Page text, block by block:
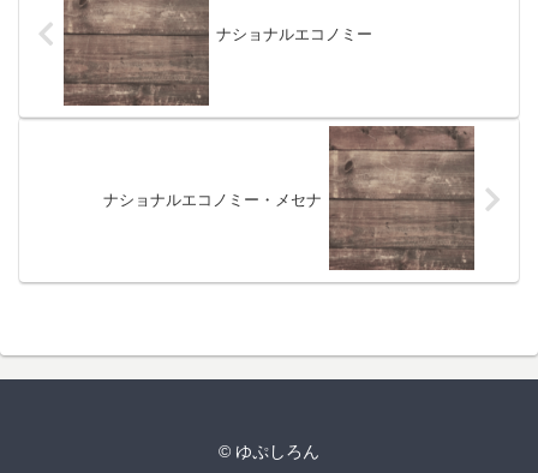
ナショナルエコノミー
ナショナルエコノミー・メセナ
© ゆぷしろん